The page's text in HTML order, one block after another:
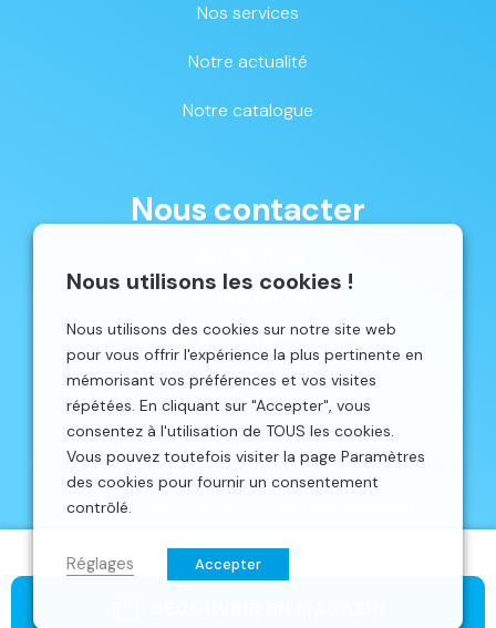
Nous utilisons les cookies !
Nous utilisons des cookies sur notre site web
pour vous offrir l'expérience la plus pertinente en
mémorisant vos préférences et vos visites
répétées. En cliquant sur "Accepter", vous
consentez à l'utilisation de TOUS les cookies.
Vous pouvez toutefois visiter la page Paramètres
des cookies pour fournir un consentement
contrôlé.
Réglages Accepter
Nos services
Notre actualité
Notre catalogue
Nous contacter
mschene@schene.be
Avenue du Parc 16 | 4650 CHAINEUX
©2026 Schêne. Site web réalisé parLocalisy Web Agency.
Politique des cookies